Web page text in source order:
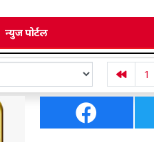
न्युज पोर्टल
1